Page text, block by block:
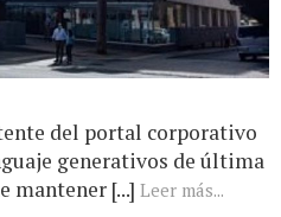
del portal corporativo
generativos de última
mantener [...] Leer más...